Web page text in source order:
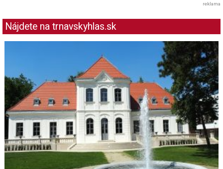
reklama
Nájdete na trnavskyhlas.sk